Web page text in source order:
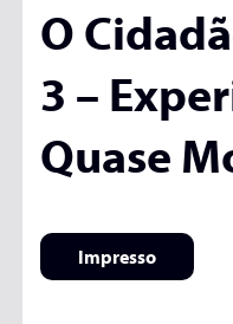
O
3 –
Quase
Impresso